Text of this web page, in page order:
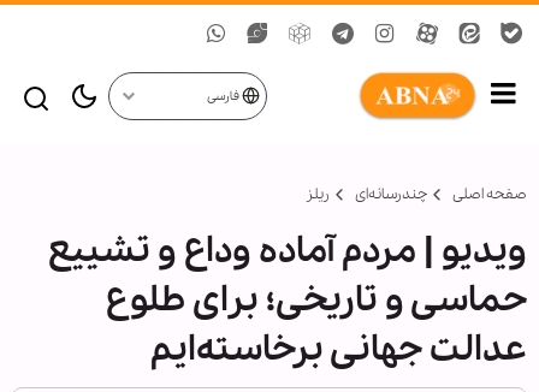
فارسی
صفحه اصلی چندرسانه‌ای ریلز
ویدیو | مردم آماده وداع و تشییع
حماسی و تاریخی؛ برای طلوع
عدالت جهانی برخاسته‌ایم